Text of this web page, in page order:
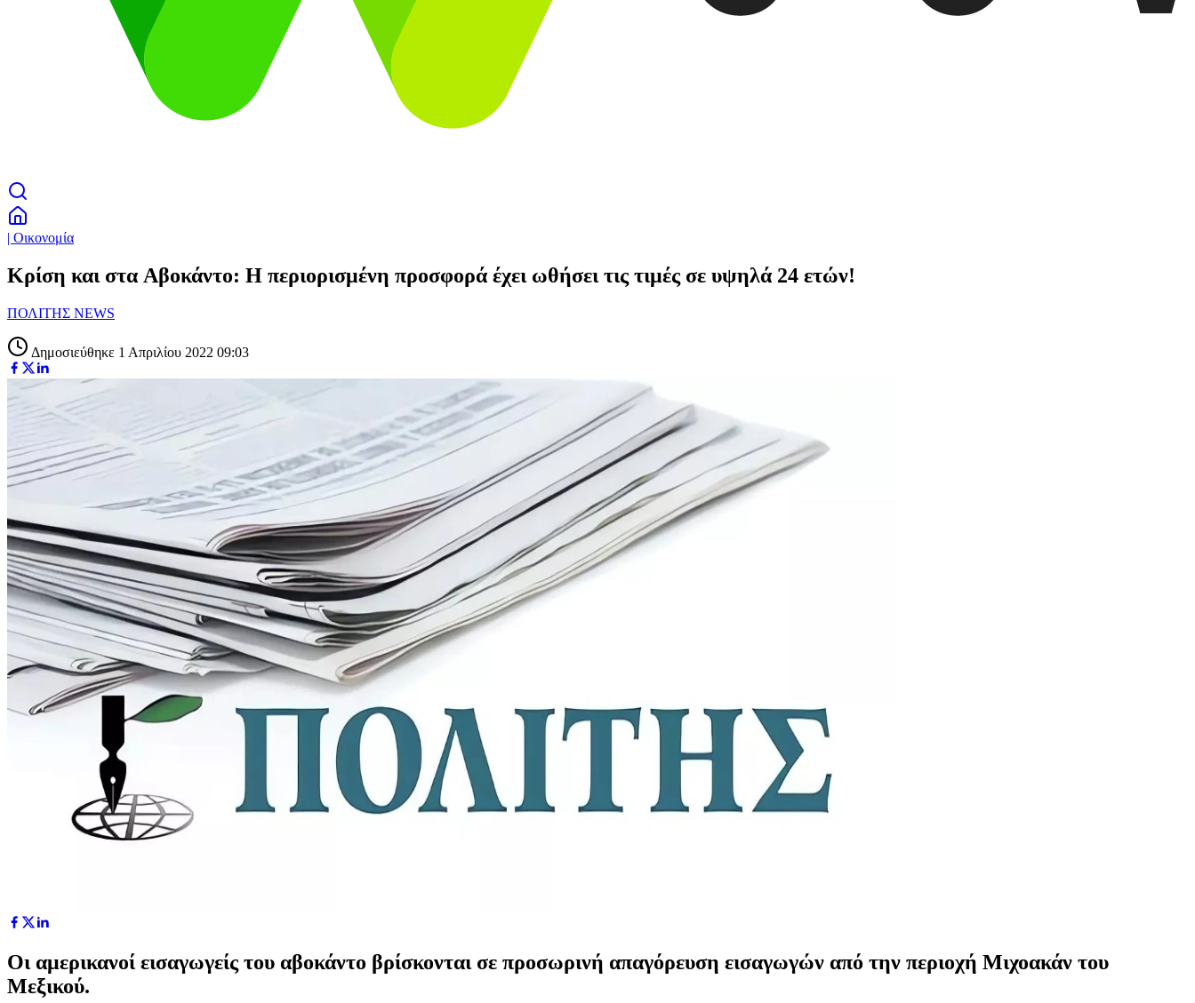
| Οικονομία
Κρίση και στα Aβοκάντο: Η περιορισμένη προσφορά έχει ωθήσει τις τιμές σε υψηλά 24 ετών!
ΠΟΛΙΤΗΣ NEWS
Δημοσιεύθηκε 1 Απριλίου 2022 09:03
Οι αμερικανοί εισαγωγείς του αβοκάντο βρίσκονται σε προσωρινή απαγόρευση εισαγωγών από την περιοχή Μιχοακάν του
Μεξικού.